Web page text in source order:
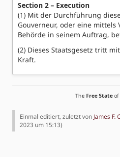
Section 2 – Execution
(1) Mit der Durchführung
Gouverneur, oder eine
Behörde in seinem Auftrag,
(2) Dieses Staatsgesetz tritt
Kraft.
The Free State of
Einmal editiert, zuletzt von James F.
2023 um 15:13)